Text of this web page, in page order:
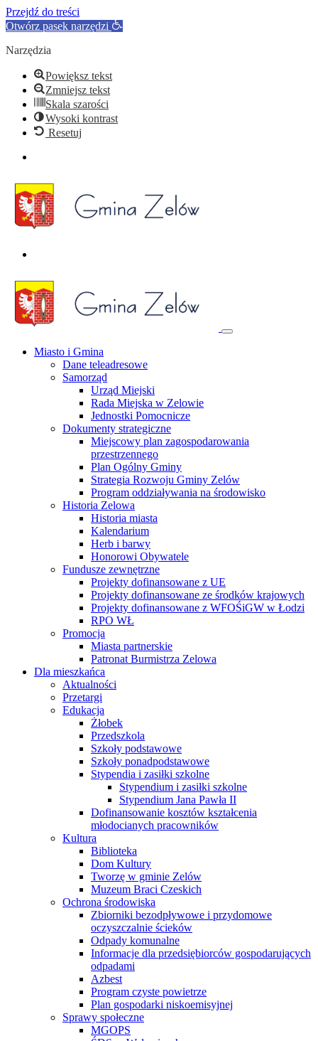
Przejdź do treści
Otwórz pasek narzędzi
Narzędzia
Powiększ tekst
Zmniejsz tekst
Skala szarości
Wysoki kontrast
Resetuj
Miasto i Gmina
Dane teleadresowe
Samorząd
Urząd Miejski
Rada Miejska w Zelowie
Jednostki Pomocnicze
Dokumenty strategiczne
Miejscowy plan zagospodarowania
przestrzennego
Plan Ogólny Gminy
Strategia Rozwoju Gminy Zelów
Program oddziaływania na środowisko
Historia Zelowa
Historia miasta
Kalendarium
Herb i barwy
Honorowi Obywatele
Fundusze zewnętrzne
Projekty dofinansowane z UE
Projekty dofinansowane ze środków krajowych
Projekty dofinansowane z WFOŚiGW w Łodzi
RPO WŁ
Promocja
Miasta partnerskie
Patronat Burmistrza Zelowa
Dla mieszkańca
Aktualności
Przetargi
Edukacja
Żłobek
Przedszkola
Szkoły podstawowe
Szkoły ponadpodstawowe
Stypendia i zasiłki szkolne
Stypendium i zasiłki szkolne
Stypendium Jana Pawła II
Dofinansowanie kosztów kształcenia
młodocianych pracowników
Kultura
Biblioteka
Dom Kultury
Tworzę w gminie Zelów
Muzeum Braci Czeskich
Ochrona środowiska
Zbiorniki bezodpływowe i przydomowe
oczyszczalnie ścieków
Odpady komunalne
Informacje dla przedsiębiorców gospodarujących
odpadami
Azbest
Program czyste powietrze
Plan gospodarki niskoemisyjnej
Sprawy społeczne
MGOPS